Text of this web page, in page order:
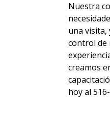
Nuestra
una
control de
creamos
hoy al